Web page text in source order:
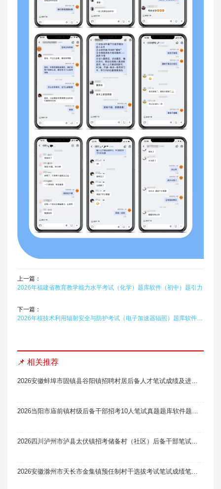
上一篇：
2026年福建省教育教学能力水平考试（化学）题库软件（初中）题引力
下一篇：
2026年核技术利用辐射安全与防护考试（电子加速器辐照）题库软件题引力
📌 相关推荐